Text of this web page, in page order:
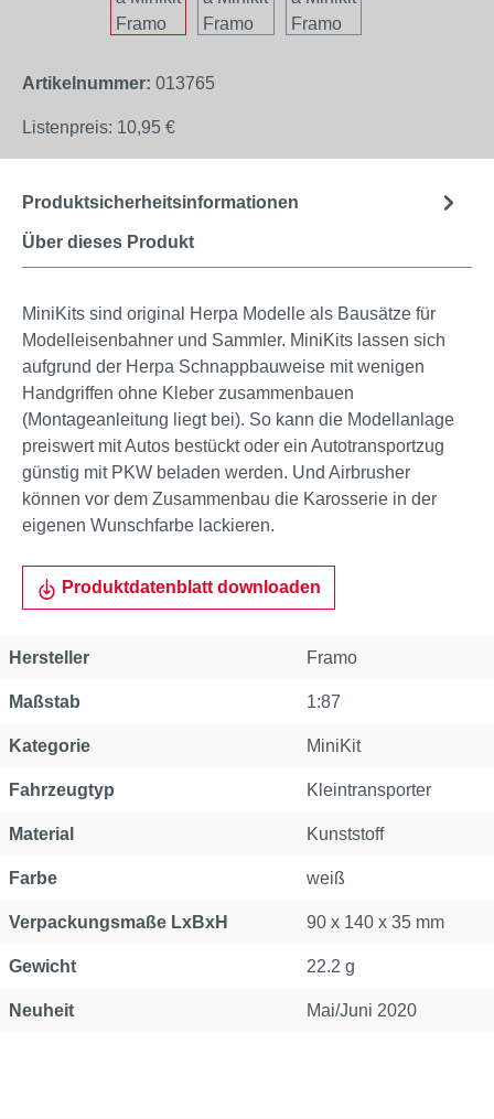
Artikelnummer: 013765
Listenpreis: 10,95 €
Über dieses Produkt
Produktsicherheitsinformationen
MiniKits sind original Herpa Modelle als Bausätze für
Modelleisenbahner und Sammler. MiniKits lassen sich
aufgrund der Herpa Schnappbauweise mit wenigen
Handgriffen ohne Kleber zusammenbauen
(Montageanleitung liegt bei). So kann die Modellanlage
preiswert mit Autos bestückt oder ein Autotransportzug
günstig mit PKW beladen werden. Und Airbrusher
können vor dem Zusammenbau die Karosserie in der
eigenen Wunschfarbe lackieren.
Produktdatenblatt downloaden
Hersteller Framo
Maßstab 1:87
Kategorie MiniKit
Fahrzeugtyp Kleintransporter
Material Kunststoff
Farbe weiß
Verpackungsmaße LxBxH 90 x 140 x 35 mm
Gewicht 22.2 g
Neuheit Mai/Juni 2020